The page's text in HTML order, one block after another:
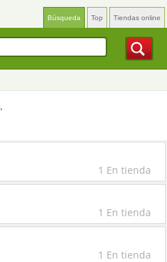
Búsqueda Top Tiendas online
1 En tienda
1 En tienda
1 En tienda